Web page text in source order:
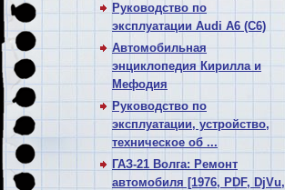
Руководство по
эксплуатации Audi A6 (C6)
Автомобильная
энциклопедия Кирилла и
Мефодия
Руководство по
эксплуатации, устройство,
техническое об ...
ГАЗ-21 Волга: Ремонт
автомобиля [1976, PDF, DjVu,